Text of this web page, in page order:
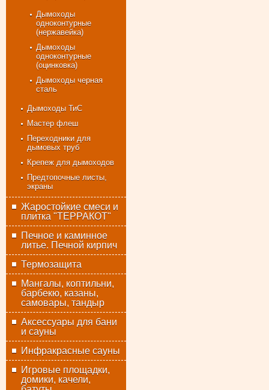
Дымоходы
одноконтурные
(нержавейка)
Дымоходы
одноконтурные
(оцинковка)
Дымоходы черная
сталь
Дымоходы ТиС
Мастер флеш
Переходники для
дымовых труб
Крепеж для дымоходов
Предтопочные листы,
экраны
Жаростойкие смеси и
плитка "ТЕРРАКОТ"
Печное и каминное
литье. Печной кирпич
Термозащита
Мангалы, коптильни,
барбекю, казаны,
самовары, тандыр
Аксессуары для бани
и сауны
Инфракрасные сауны
Игровые площадки,
домики, качели,